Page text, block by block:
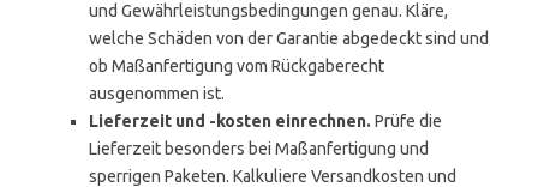
und Gewährleistungsbedingungen genau. Kläre,
welche Schäden von der Garantie abgedeckt sind und
ob Maßanfertigung vom Rückgaberecht
ausgenommen ist.
Lieferzeit und -kosten einrechnen. Prüfe die
Lieferzeit besonders bei Maßanfertigung und
sperrigen Paketen. Kalkuliere Versandkosten und